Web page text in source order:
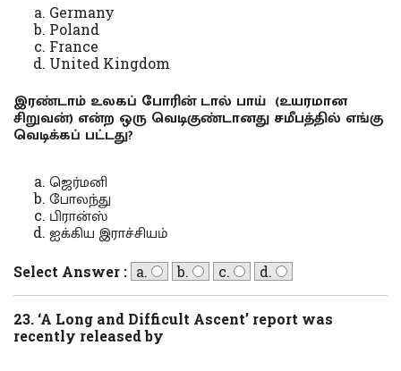
Germany
Poland
France
United Kingdom
இரண்டாம் உலகப் போரின் டால் பாய் (உயரமான
சிறுவன்) என்ற ஒரு வெடிகுண்டானது சமீபத்தில் எங்கு
வெடிக்கப் பட்டது?
ஜெர்மனி
போலந்து
பிரான்ஸ்
ஐக்கிய இராச்சியம்
Select Answer : a. b. c. d.
23. ‘A Long and Difficult Ascent’ report was
recently released by